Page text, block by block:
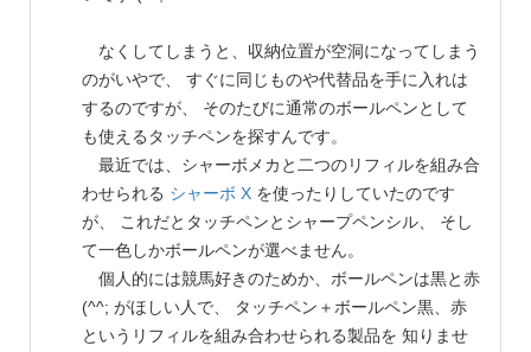
なくしてしまうと、収納位置が空洞になってしまう
のがいやで、 すぐに同じものや代替品を手に入れは
するのですが、 そのたびに通常のボールペンとして
も使えるタッチペンを探すんです。
最近では、シャーボメカと二つのリフィルを組み合
わせられる シャーボ X を使ったりしていたのです
が、 これだとタッチペンとシャープペンシル、 そし
て一色しかボールペンが選べません。
個人的には競馬好きのためか、ボールペンは黒と赤
(^^; がほしい人で、 タッチペン＋ボールペン黒、赤
というリフィルを組み合わせられる製品を 知りませ